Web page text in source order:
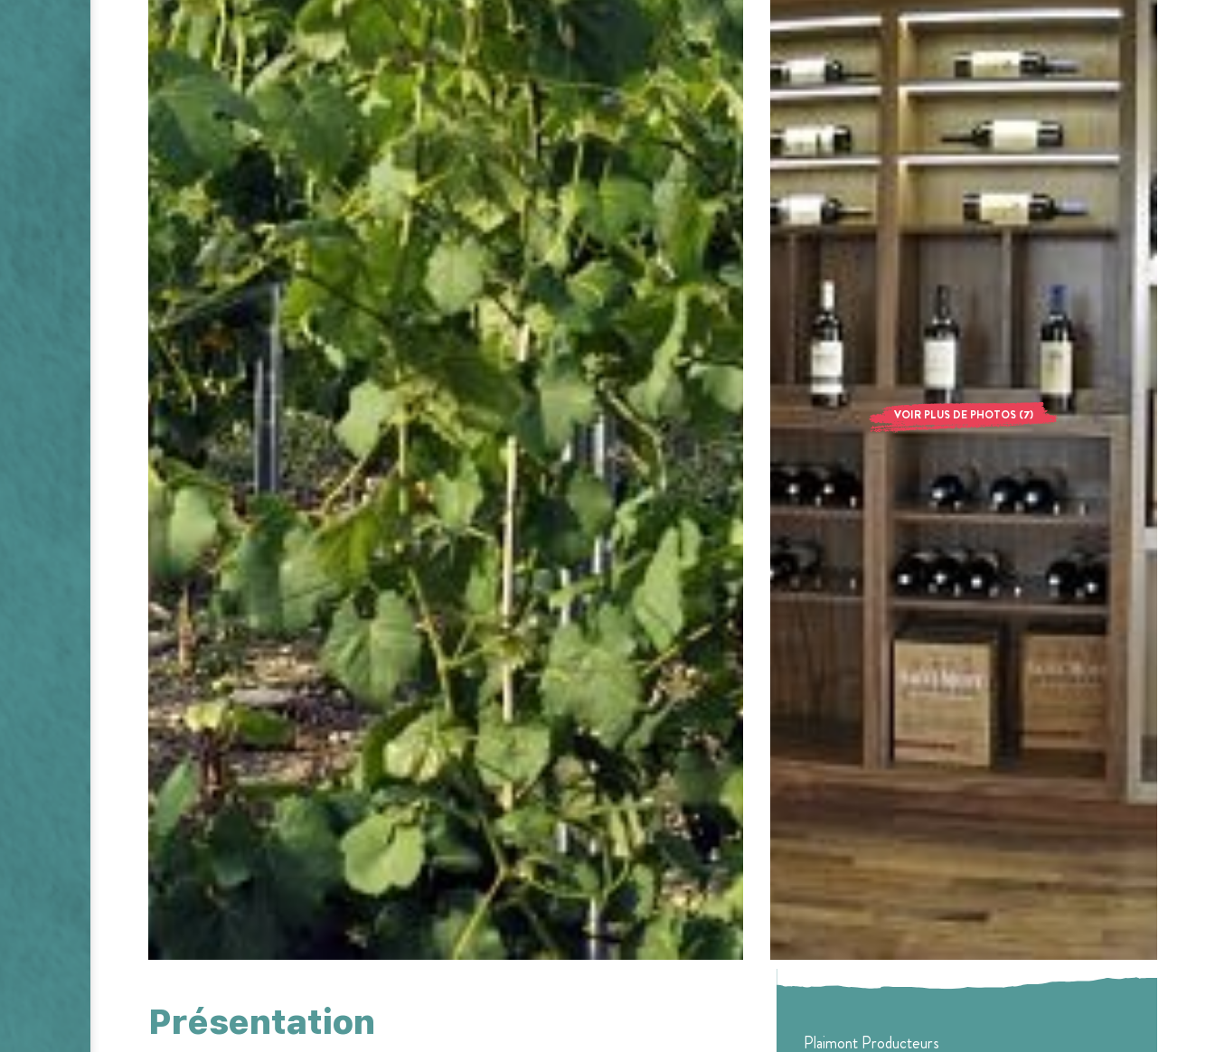
VOIR PLUS DE PHOTOS (7)
Présentation
Plaimont Producteurs